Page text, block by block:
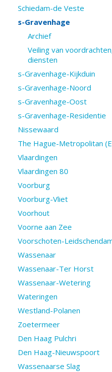
Schiedam-de Veste
s-Gravenhage
Archief
Veiling van
diensten
s-Gravenhage-Kijkduin
s-Gravenhage-Noord
s-Gravenhage-Oost
s-Gravenhage-Residentie
Nissewaard
The Hague-Metropolitan
Vlaardingen
Vlaardingen 80
Voorburg
Voorburg-Vliet
Voorhout
Voorne aan Zee
Voorschoten-
Wassenaar
Wassenaar-Ter Horst
Wassenaar-Wetering
Wateringen
Westland-Polanen
Zoetermeer
Den Haag Pulchri
Den Haag-Nieuwspoort
Wassenaarse Slag